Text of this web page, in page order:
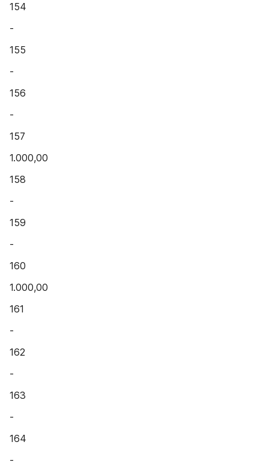
154
-
155
-
156
-
157
1.000,00
158
-
159
-
160
1.000,00
161
-
162
-
163
-
164
-